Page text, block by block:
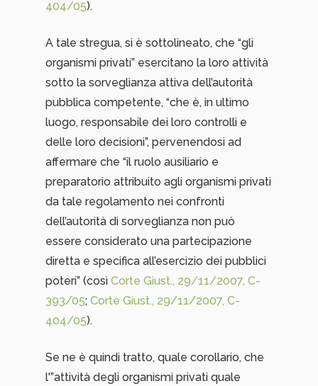
404/05).
A tale stregua, si è sottolineato, che “gli
organismi privati” esercitano la loro attività
sotto la sorveglianza attiva dell’autorità
pubblica competente, “che è, in ultimo
luogo, responsabile dei loro controlli e
delle loro decisioni”, pervenendosi ad
affermare che “il ruolo ausiliario e
preparatorio attribuito agli organismi privati
da tale regolamento nei confronti
dell’autorità di sorveglianza non può
essere considerato una partecipazione
diretta e specifica all’esercizio dei pubblici
poteri” (così Corte Giust., 29/11/2007, C-
393/05; Corte Giust., 29/11/2007, C-
404/05).
Se ne è quindi tratto, quale corollario, che
l'”attività degli organismi privati quale